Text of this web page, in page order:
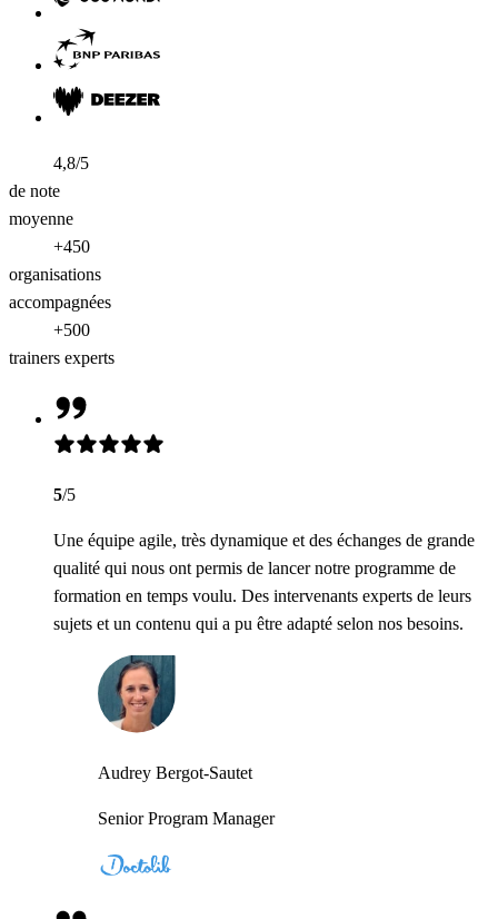
4,8/5
de note
moyenne
+450
organisations
accompagnées
+500
trainers experts
5/5
Une équipe agile, très dynamique et des échanges de grande
qualité qui nous ont permis de lancer notre programme de
formation en temps voulu. Des intervenants experts de leurs
sujets et un contenu qui a pu être adapté selon nos besoins.
Audrey Bergot-Sautet
Senior Program Manager